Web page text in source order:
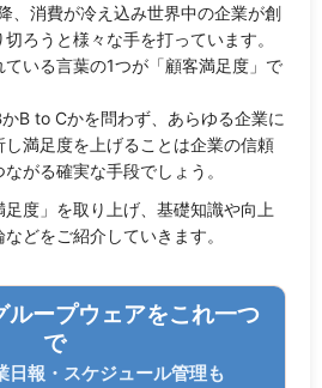
、消費が冷え込み世界中の企業が創
ろうと様々な手を打っています。
いる言葉の1つが「顧客満足度」で
B to Cかを問わず、あらゆる企業に
満足度を上げることは企業の信頼
がる確実な手段でしょう。
度」を取り上げ、基礎知識や向上
どをご紹介していきます。
ループウェアをこれ一つ
で
日報・スケジュール管理も